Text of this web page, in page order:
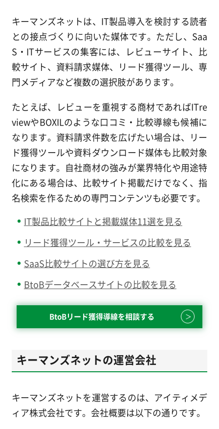
キーマンズネットは、IT製品導入を検討する読者
との接点づくりに向いた媒体です。ただし、Saa
S・ITサービスの集客には、レビューサイト、比
較サイト、資料請求媒体、リード獲得ツール、専
門メディアなど複数の選択肢があります。
たとえば、レビューを重視する商材であればITre
viewやBOXILのような口コミ・比較導線も候補に
なります。資料請求件数を広げたい場合は、リー
ド獲得ツールや資料ダウンロード媒体も比較対象
になります。自社商材の強みが業界特化や用途特
化にある場合は、比較サイト掲載だけでなく、指
名検索を作るための専門コンテンツも必要です。
IT製品比較サイトと掲載媒体11選を見る
リード獲得ツール・サービスの比較を見る
SaaS比較サイトの選び方を見る
BtoBデータベースサイトの比較を見る
BtoBリード獲得導線を相談する
キーマンズネットの運営会社
キーマンズネットを運営するのは、アイティメデ
ィア株式会社です。会社概要は以下の通りです。